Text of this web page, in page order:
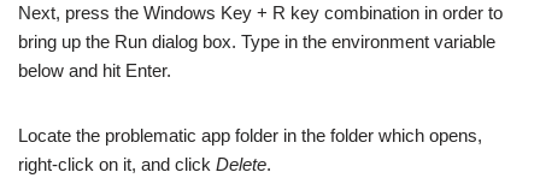
Next, press the Windows Key + R key combination in order to
bring up the Run dialog box. Type in the environment variable
below and hit Enter.
Locate the problematic app folder in the folder which opens,
right-click on it, and click Delete.